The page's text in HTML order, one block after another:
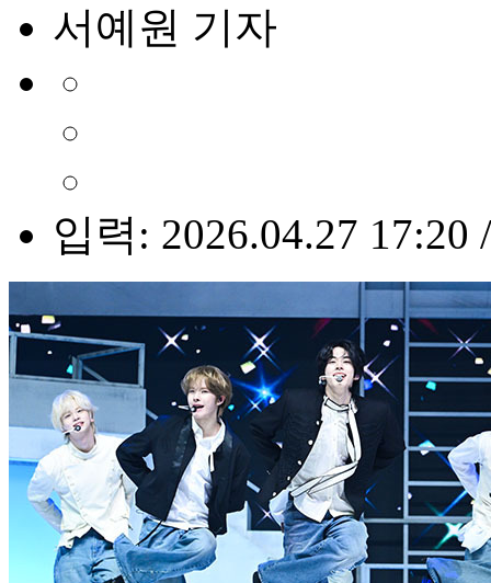
서예원 기자
입력: 2026.04.27 17:20